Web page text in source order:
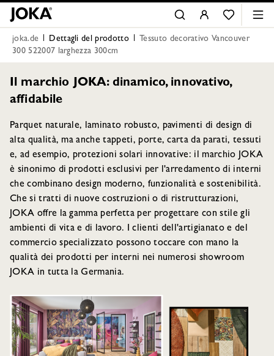
joka.de Dettagli del prodotto
Tessuto decorativo Vancouver
300 522007 larghezza 300cm
Il marchio JOKA: dinamico, innovativo,
affidabile
Parquet naturale, laminato robusto, pavimenti di design di
alta qualità, ma anche tappeti, porte, carta da parati, tessuti
e, ad esempio, protezioni solari innovative: il marchio JOKA
è sinonimo di prodotti esclusivi per l'arredamento di interni
che combinano design moderno, funzionalità e sostenibilità.
Che si tratti di nuove costruzioni o di ristrutturazioni,
JOKA offre la gamma perfetta per progettare con stile gli
ambienti di vita e di lavoro. I clienti dell'artigianato e del
commercio specializzato possono toccare con mano la
qualità dei prodotti per interni nei numerosi showroom
JOKA in tutta la Germania.